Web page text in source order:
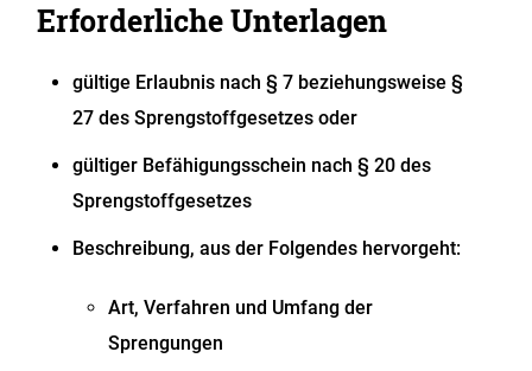
Erforderliche Unterlagen
gültige Erlaubnis nach § 7 beziehungsweise §
27 des Sprengstoffgesetzes oder
gültiger Befähigungsschein nach § 20 des
Sprengstoffgesetzes
Beschreibung, aus der Folgendes hervorgeht:
Art, Verfahren und Umfang der
Sprengungen